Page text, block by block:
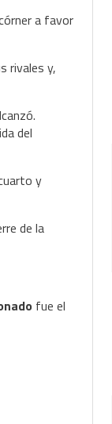
a favor
rivales y,
del
y
de la
fue el